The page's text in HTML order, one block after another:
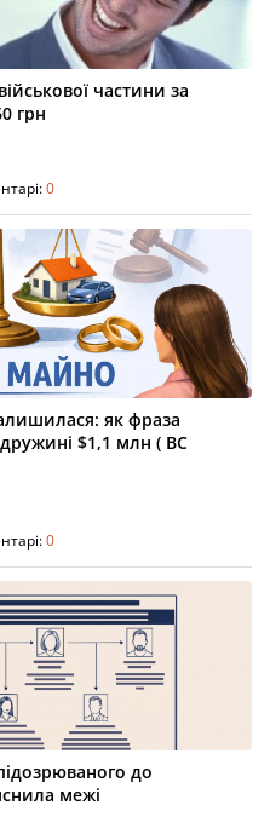
частини за
грн
0
як фраза
$1,1 млн ( ВС
0
до
межі